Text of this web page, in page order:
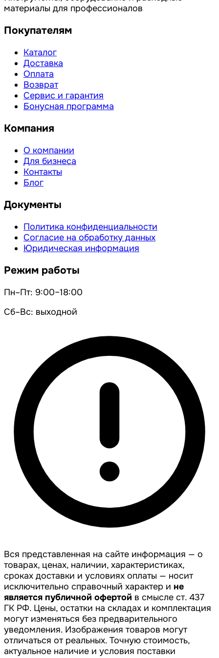
материалы для профессионалов
Покупателям
Каталог
Доставка
Оплата
Возврат
Сервис и гарантия
Бонусная программа
Компания
О компании
Для бизнеса
Контакты
Блог
Документы
Политика конфиденциальности
Согласие на обработку данных
Юридическая информация
Режим работы
Пн–Пт: 9:00–18:00
Сб–Вс: выходной
Вся представленная на сайте информация — о
товарах, ценах, наличии, характеристиках,
сроках доставки и условиях оплаты — носит
исключительно справочный характер и не
является публичной офертой в смысле ст. 437
ГК РФ. Цены, остатки на складах и комплектация
могут изменяться без предварительного
уведомления. Изображения товаров могут
отличаться от реальных. Точную стоимость,
актуальное наличие и условия поставки